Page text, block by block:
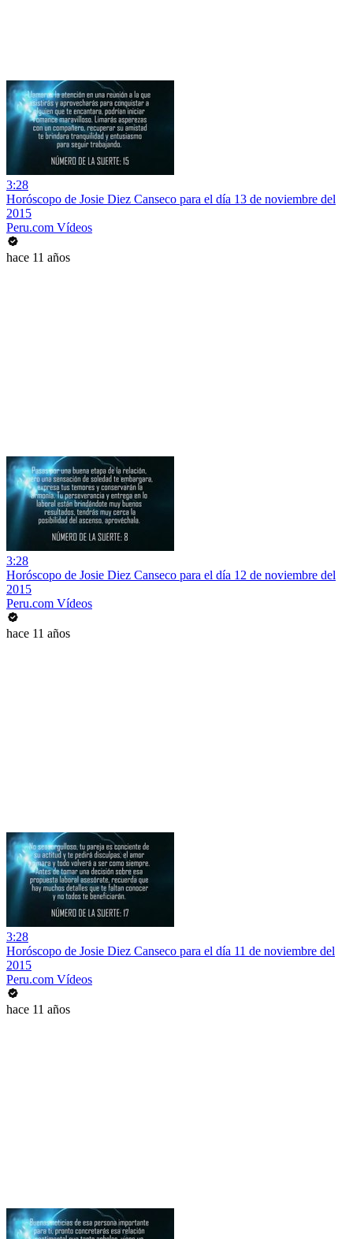
3:28
Horóscopo de Josie Diez Canseco para el día 13 de noviembre del
2015
Peru.com Vídeos
hace 11 años
3:28
Horóscopo de Josie Diez Canseco para el día 12 de noviembre del
2015
Peru.com Vídeos
hace 11 años
3:28
Horóscopo de Josie Diez Canseco para el día 11 de noviembre del
2015
Peru.com Vídeos
hace 11 años